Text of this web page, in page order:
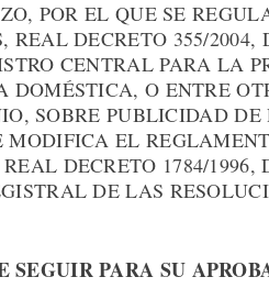
POR EL QUE SE
DECRETO 355/2004,
CENTRAL PARA LA
O ENTRE
SOBRE PUBLICIDAD DE
MODIFICA EL
DECRETO 1784/1996,
DE LAS
PARA SU